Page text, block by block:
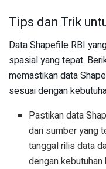
Tips dan Trik
Data Shapefile RBI
spasial yang tepat.
memastikan data
sesuai dengan
Pastikan data
dari sumber yang
tanggal rilis data
dengan kebutuhan